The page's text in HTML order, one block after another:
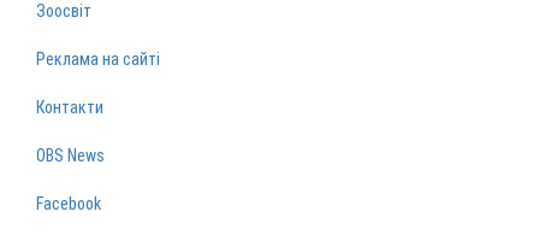
Зоосвіт
Реклама на сайті
Контакти
OBS News
Facebook